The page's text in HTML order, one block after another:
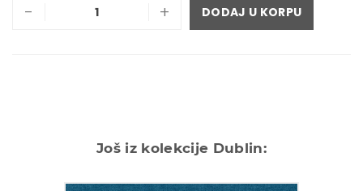
- + DODAJ U KORPU
Još iz kolekcije Dublin: